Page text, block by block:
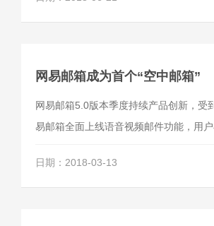
商；客服热线：185 7682 1725。
网易邮箱成为首个“空中邮箱”
网易邮箱5.0版本季度持续产品创新，受
易邮箱全面上线语音视频邮件功能，用
直接在线播放。网易邮箱全新“文件中心”
箱的网盘、邮箱附件、云附件等存储产
日期：2018-03-13